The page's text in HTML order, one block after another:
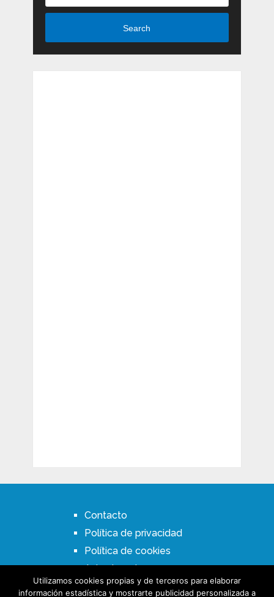
Search
Contacto
Política de privacidad
Política de cookies
Aviso Legal
Utilizamos cookies propias y de terceros para elaborar
información estadística y mostrarte publicidad personalizada a